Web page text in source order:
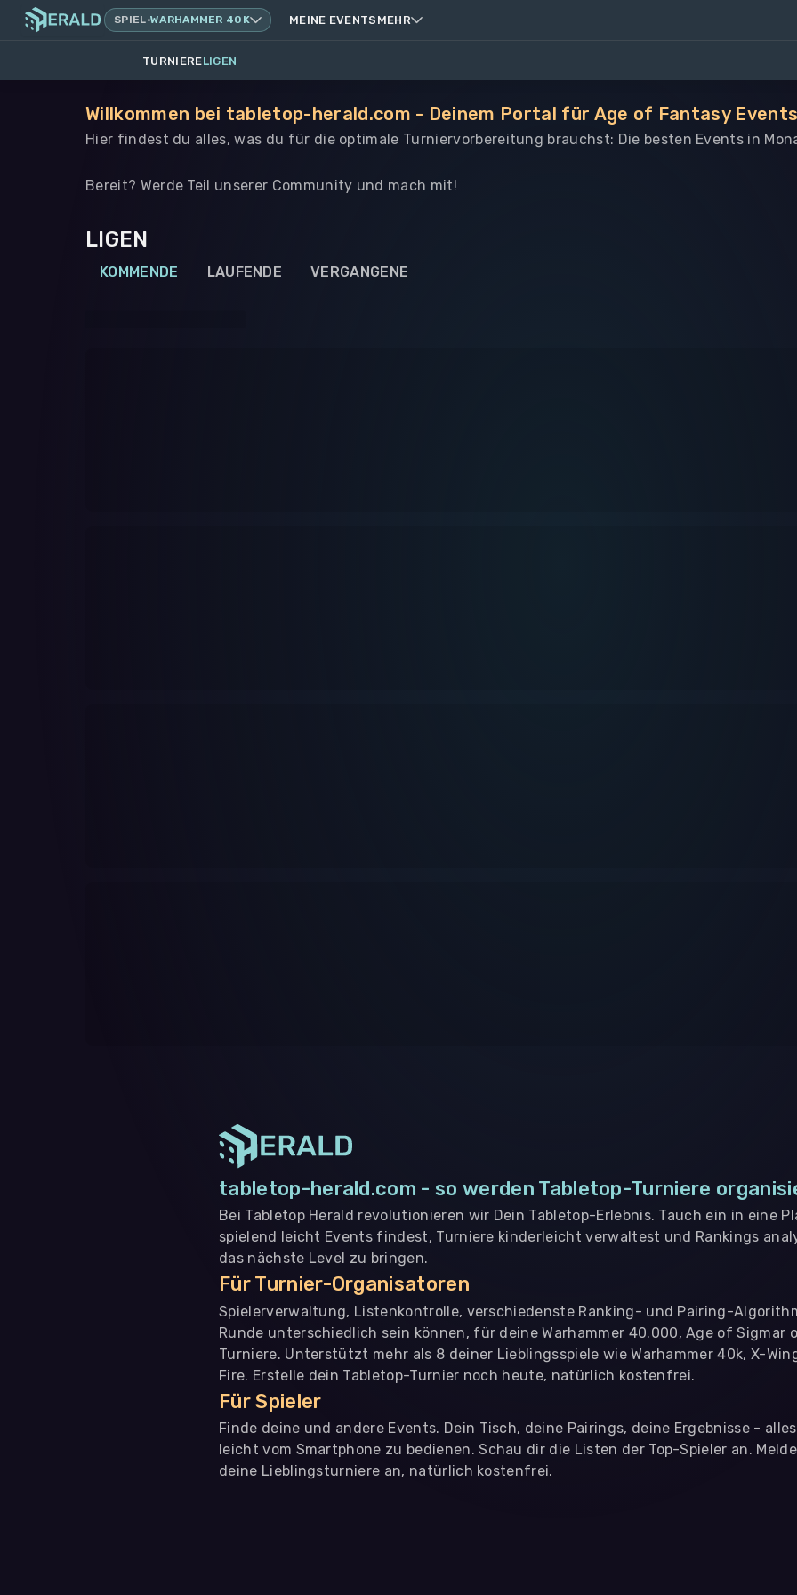
SPIEL·WARHAMMER 40K MEINE EVENTS MEHR
TURNIERELIGEN
Willkommen bei tabletop-herald.com - Deinem Portal für Age of Fantasy
Hier findest du alles, was du für die optimale Turniervorbereitung brauchst: Die besten Events in
Bereit? Werde Teil unserer Community und mach mit!
LIGEN
KOMMENDE LAUFENDE VERGANGENE
tabletop-herald.com - so werden Tabletop-Turniere
Bei Tabletop Herald revolutionieren wir Dein Tabletop-Erlebnis. Tauch ein in eine
spielend leicht Events findest, Turniere kinderleicht verwaltest und Rankings
das nächste Level zu bringen.
Für Turnier-Organisatoren
Spielerverwaltung, Listenkontrolle, verschiedenste Ranking- und Pairing-
Runde unterschiedlich sein können, für deine Warhammer 40.000, Age of Sigmar
Turniere. Unterstützt mehr als 8 deiner Lieblingsspiele wie Warhammer 40k, X-
Fire. Erstelle dein Tabletop-Turnier noch heute, natürlich kostenfrei.
Für Spieler
Finde deine und andere Events. Dein Tisch, deine Pairings, deine Ergebnisse -
leicht vom Smartphone zu bedienen. Schau dir die Listen der Top-Spieler an.
deine Lieblingsturniere an, natürlich kostenfrei.